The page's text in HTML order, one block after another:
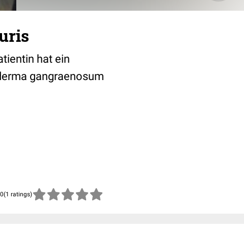
hat ein
gangraenosum
(1 ratings)